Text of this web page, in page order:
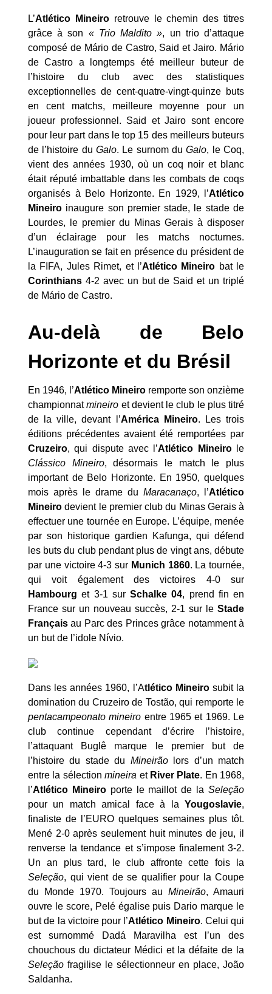
L’Atlético Mineiroretrouve le chemin des titres
grâce à son « Trio Maldito », un trio d’attaque
composé de Mário de Castro, Said et Jairo. Mário
de Castro a longtemps été meilleur buteur de
l’histoire du club avec des statistiques
exceptionnelles de cent-quatre-vingt-quinze buts
en cent matchs, meilleure moyenne pour un
joueur professionnel. Said et Jairo sont encore
pour leur part dans le top 15 des meilleurs buteurs
de l’histoire du Galo. Le surnom duGalo, le Coq,
vient des années 1930, où un coq noir et blanc
était réputé imbattable dans les combats de coqs
organisés à Belo Horizonte. En 1929, l’Atlético
Mineiro inaugure son premier stade, le stade de
Lourdes, le premier du Minas Gerais à disposer
d’un éclairage pour les matchs nocturnes.
L’inauguration se fait en présence du président de
la FIFA, Jules Rimet, et l’Atlético Mineiro bat le
Corinthians 4-2 avec un but de Said et un triplé
de Mário de Castro.
Au-delà de Belo
Horizonte et du Brésil
En 1946, l’Atlético Mineiro remporte son onzième
championnatmineiro et devient le club le plus titré
de la ville, devant l’América Mineiro. Les trois
éditions précédentes avaient été remportées par
Cruzeiro, qui dispute avec l’Atlético Mineiro
le
Clássico Mineiro, désormais le match le plus
important de Belo Horizonte. En 1950, quelques
mois après le drame du Maracanaço, l’Atlético
Mineirodevient le premier club du Minas Gerais à
effectuer une tournée en Europe. L’équipe, menée
par son historique gardien Kafunga, qui défend
les buts du club pendant plus de vingt ans, débute
par une victoire 4-3 sur Munich 1860. La tournée,
qui voit également des victoires 4-0 sur
Hambourg et 3-1 surSchalke 04, prend fin en
France sur un nouveau succès, 2-1 sur le Stade
Français au Parc des Princes grâce notamment à
un but de l’idole Nívio.
Dans les années 1960, l’Atlético Mineirosubit la
domination du Cruzeiro de Tostão, qui remporte le
pentacampeonato mineiro entre 1965 et 1969. Le
club continue cependant d’écrire l’histoire,
l’attaquant Buglê marque le premier but de
l’histoire du stade du Mineirãolors d’un match
entre la sélectionmineira et River Plate. En 1968,
l’Atlético Mineiroporte le maillot de laSeleção
pour un match amical face à la Yougoslavie,
finaliste de l’EURO quelques semaines plus tôt.
Mené 2-0 après seulement huit minutes de jeu, il
renverse la tendance et s’impose finalement 3-2.
Un an plus tard, le club affronte cette fois la
Seleção, qui vient de se qualifier pour la Coupe
du Monde 1970. Toujours au Mineirão, Amauri
ouvre le score, Pelé égalise puis Dario marque le
but de la victoire pour l’Atlético Mineiro. Celui qui
est surnommé Dadá Maravilha est l’un des
chouchous du dictateur Médici et la défaite de la
Seleção fragilise le sélectionneur en place, João
Saldanha.